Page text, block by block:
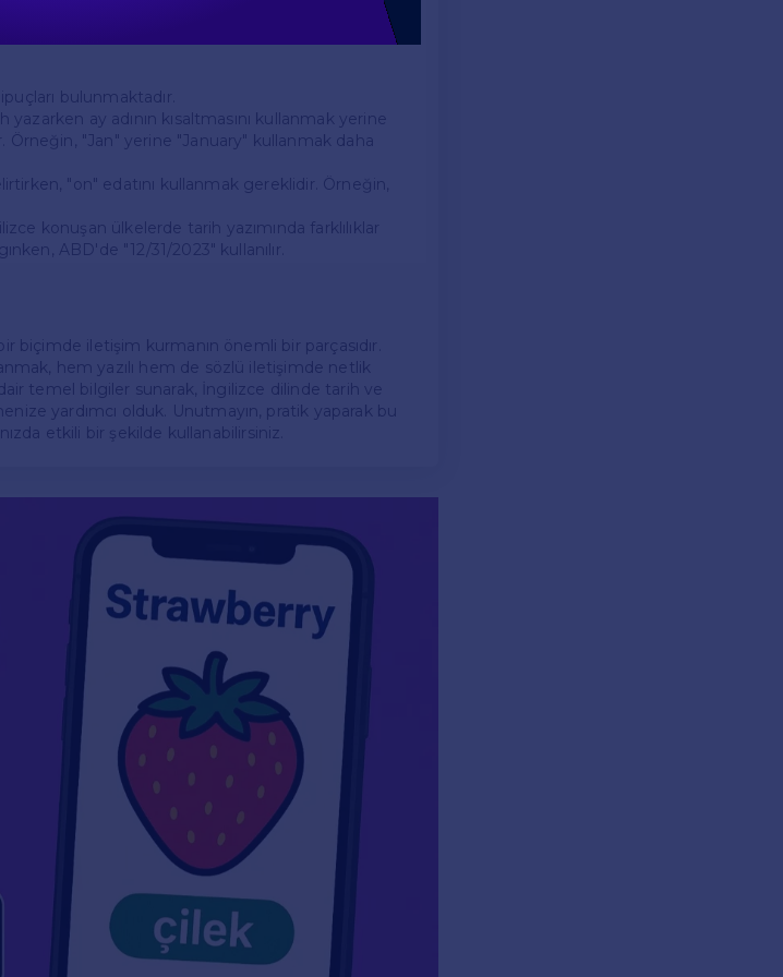
bulunmaktadır.
ay adının kısaltmasını kullanmak yerine
Örneğin, "Jan" yerine "January" kullanmak daha
"on" edatını kullanmak gereklidir. Örneğin,
konuşan ülkelerde tarih yazımında farklılıklar
ABD'de "12/31/2023" kullanılır.
biçimde iletişim kurmanın önemli bir parçasıdır.
hem yazılı hem de sözlü iletişimde netlik
dair temel bilgiler sunarak, İngilizce dilinde tarih ve
yardımcı olduk. Unutmayın, pratik yaparak bu
etkili bir şekilde kullanabilirsiniz.